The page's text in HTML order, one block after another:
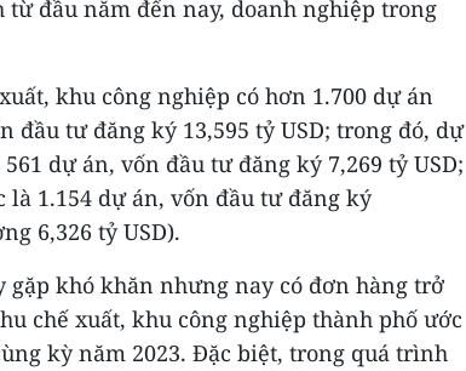
đầu năm đến nay, doanh nghiệp trong
khu công nghiệp có hơn 1.700 dự án
đầu tư đăng ký 13,595 tỷ USD; trong đó, dự
dự án, vốn đầu tư đăng ký 7,269 tỷ USD;
1.154 dự án, vốn đầu tư đăng ký
6,326 tỷ USD).
gặp khó khăn nhưng nay có đơn hàng trở
chế xuất, khu công nghiệp thành phố ước
kỳ năm 2023. Đặc biệt, trong quá trình